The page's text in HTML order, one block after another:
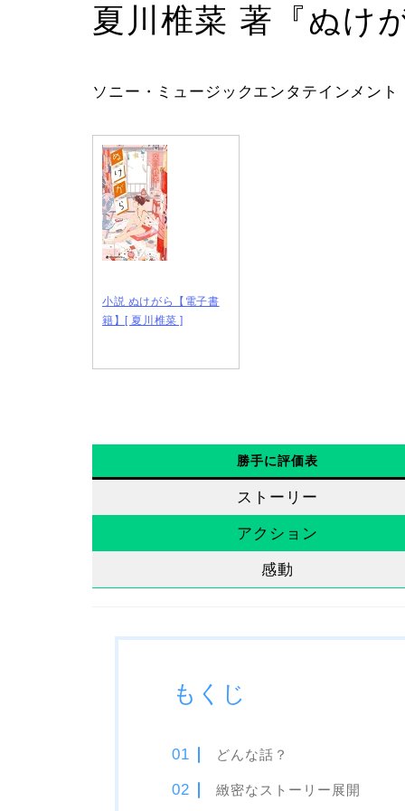
夏川椎菜 著『ぬけ
ソニー・ミュージックエンタテインメン
小説 ぬけがら【電子書
籍】[ 夏川椎菜 ]
勝手に評価表
ストーリー
アクション
感動
もくじ
どんな話？
緻密なストーリー展開